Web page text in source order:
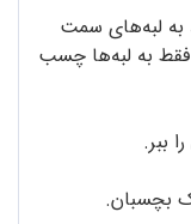
به لبه‌ها‌ی سمت
به لبه‌ها چسب